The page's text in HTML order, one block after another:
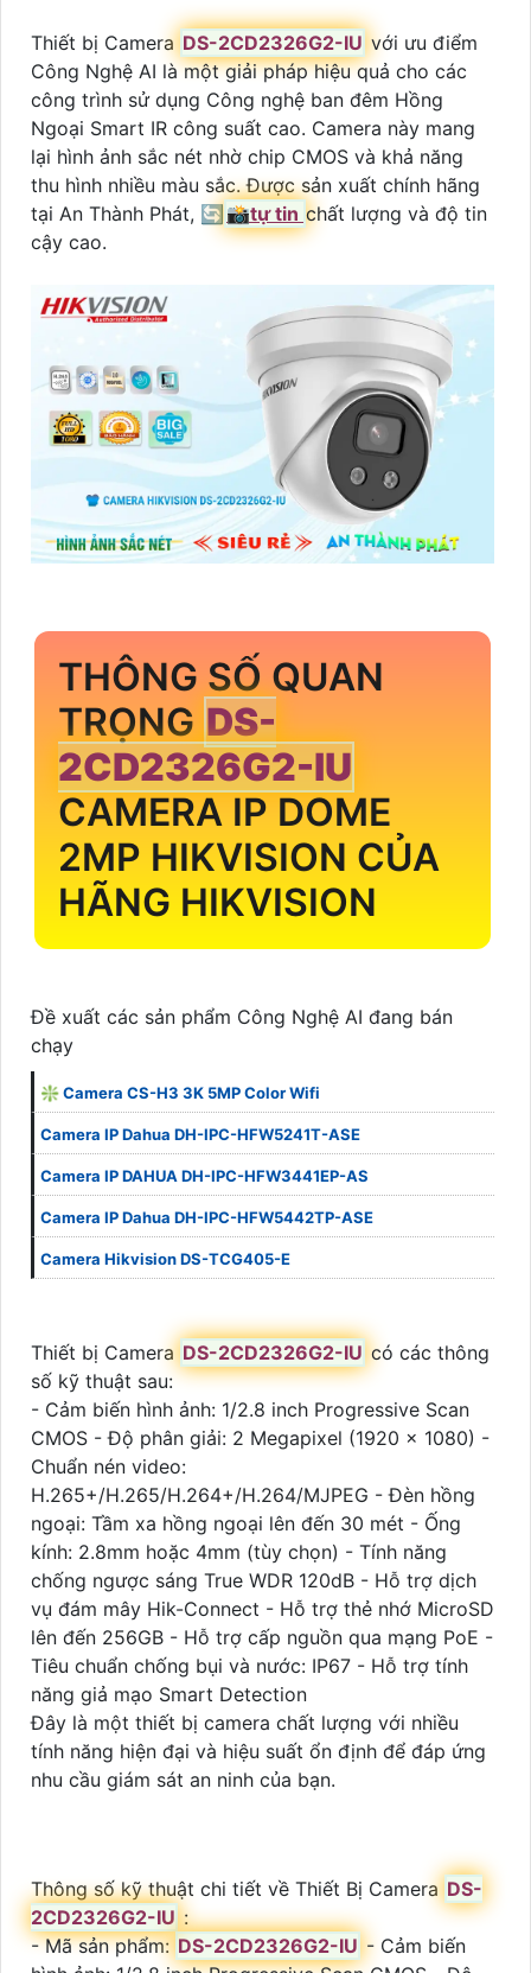
Thiết bị Camera DS-2CD2326G2-IU với ưu điểm
Công Nghệ AI là một giải pháp hiệu quả cho các
công trình sử dụng Công nghệ ban đêm Hồng
Ngoại Smart IR công suất cao. Camera này mang
lại hình ảnh sắc nét nhờ chip CMOS và khả năng
thu hình nhiều màu sắc. Được sản xuất chính hãng
tại An Thành Phát, 🔄 📸tự tin chất lượng và độ tin
cậy cao.
THÔNG SỐ QUAN
TRỌNG DS-
2CD2326G2-IU
CAMERA IP DOME
2MP HIKVISION CỦA
HÃNG HIKVISION
Đề xuất các sản phẩm Công Nghệ AI đang bán
chạy
❇ Camera CS-H3 3K 5MP Color Wifi
Camera IP Dahua DH-IPC-HFW5241T-ASE
Camera IP DAHUA DH-IPC-HFW3441EP-AS
Camera IP Dahua DH-IPC-HFW5442TP-ASE
Camera Hikvision DS-TCG405-E
Thiết bị Camera DS-2CD2326G2-IU có các thông
số kỹ thuật sau:
- Cảm biến hình ảnh: 1/2.8 inch Progressive Scan
CMOS - Độ phân giải: 2 Megapixel (1920 x 1080) -
Chuẩn nén video:
H.265+/H.265/H.264+/H.264/MJPEG - Đèn hồng
ngoại: Tầm xa hồng ngoại lên đến 30 mét - Ống
kính: 2.8mm hoặc 4mm (tùy chọn) - Tính năng
chống ngược sáng True WDR 120dB - Hỗ trợ dịch
vụ đám mây Hik-Connect - Hỗ trợ thẻ nhớ MicroSD
lên đến 256GB - Hỗ trợ cấp nguồn qua mạng PoE -
Tiêu chuẩn chống bụi và nước: IP67 - Hỗ trợ tính
năng giả mạo Smart Detection
Đây là một thiết bị camera chất lượng với nhiều
tính năng hiện đại và hiệu suất ổn định để đáp ứng
nhu cầu giám sát an ninh của bạn.
Thông số kỹ thuật chi tiết về Thiết Bị Camera DS-
2CD2326G2-IU:
- Mã sản phẩm:DS-2CD2326G2-IU - Cảm biến